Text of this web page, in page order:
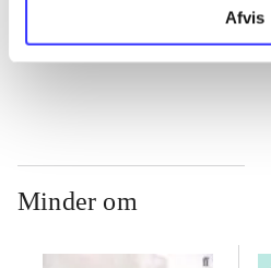
Afvis
Minder om